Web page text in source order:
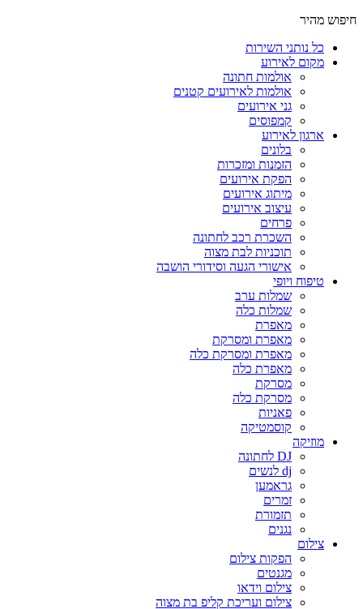
חיפוש מהיר
כל נותני השירות
מקום לאירוע
אולמות חתונה
אולמות לאירועים קטנים
גני אירועים
קמפוסים
ארגון לאירוע
בלונים
הזמנות ומזכרות
הפקת אירועים
מיתוג אירועים
עיצוב אירועים
פרחים
השכרת רכב לחתונה
תוכניות לבת מצוה
אישורי הגעה וסידורי הושבה
טיפוח ויופי
שמלות ערב
שמלות כלה
מאפרת
מאפרת ומסרקת
מאפרת ומסרקת כלה
מאפרת כלה
מסרקת
מסרקת כלה
פאניות
קוסמטיקה
מוזיקה
DJ לחתונה
dj לנשים
גראמען
זמרים
תזמורת
נגנים
צילום
הפקות צילום
מגנטים
צילום וידאו
צילום ועריכת קליפ בת מצוה